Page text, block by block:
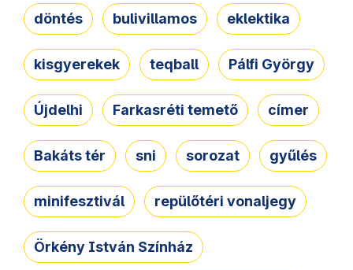
döntés bulivillamos eklektika
kisgyerekek teqball Pálfi György
Újdelhi Farkasréti temető címer
Bakáts tér sni sorozat gyűlés
minifesztivál repülőtéri vonaljegy
Örkény István Színház